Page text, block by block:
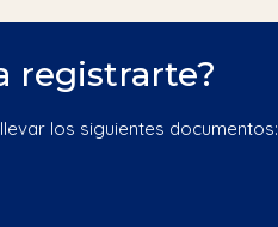
registrarte?
los siguientes documentos: